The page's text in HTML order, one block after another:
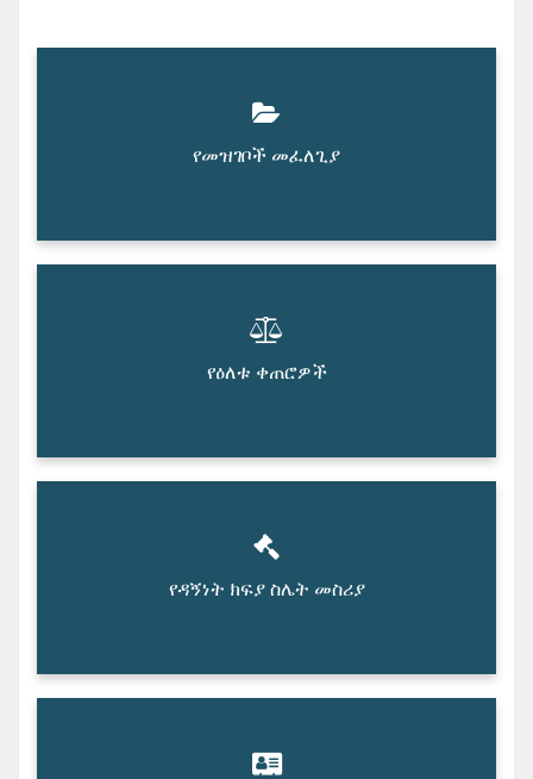
የመዝገቦች መፈለጊያ
የዕለቱ ቀጠሮዎች
የዳኝነት ክፍያ ስሌት መስሪያ